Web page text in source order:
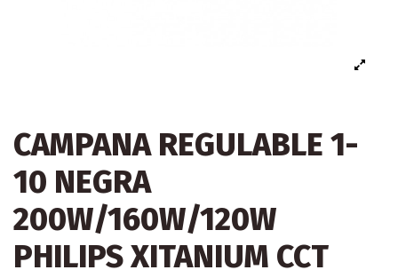
CAMPANA REGULABLE 1-
10 NEGRA
200W/160W/120W
PHILIPS XITANIUM CCT